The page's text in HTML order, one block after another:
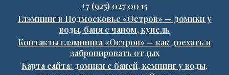
+7 (925) 027 00 15
Глэмпинг в Подмосковье «Остров» — домики у
воды, баня с чаном, купель
Контакты глэмпинга «Остров» — как доехать и
забронировать отдых
Карта сайта: домики с баней, кемпинг у воды,